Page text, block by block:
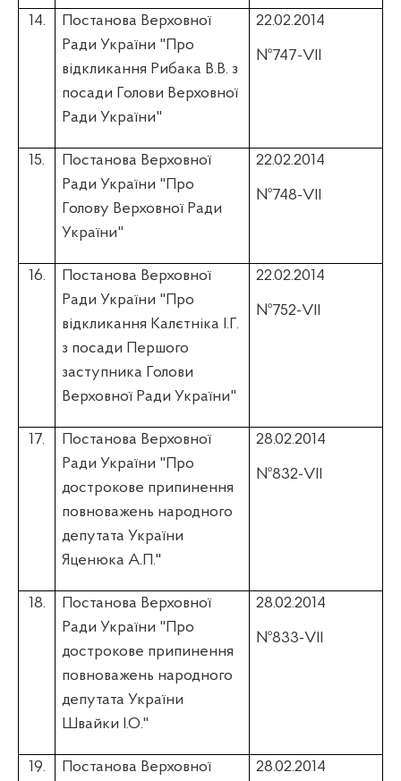
14.
Постанова Верховної
Ради України "Про
відкликання Рибака В.В. з
посади Голови Верховної
Ради України"
22.02.2014
№747-VII
15.
Постанова Верховної
Ради України "Про
Голову Верховної Ради
України"
22.02.2014
№748-VII
16.
Постанова Верховної
Ради України "Про
відкликання Калєтніка І.Г.
з посади Першого
заступника Голови
Верховної Ради України"
22.02.2014
№752-VII
17.
Постанова Верховної
Ради України "Про
дострокове припинення
повноважень народного
депутата України
Яценюка А.П."
28.02.2014
№832-VII
18.
Постанова Верховної
Ради України "Про
дострокове припинення
повноважень народного
депутата України
Швайки І.О."
28.02.2014
№833-VII
19.
Постанова Верховної
28.02.2014